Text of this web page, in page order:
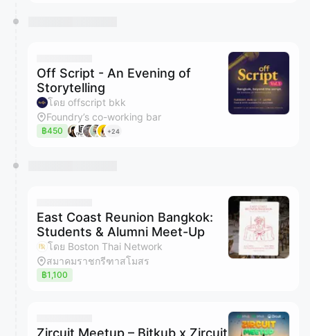
Off Script - An Evening of
Storytelling
โดย offscript bkk
Foundry’s co-working bar
฿450 +24
East Coast Reunion Bangkok:
Students & Alumni Meet-Up
โดย Boston Thai Network
สมาคมราชกรีฑาสโมสร
฿1,100
Zircuit Meetup – Bitkub x Zircuit